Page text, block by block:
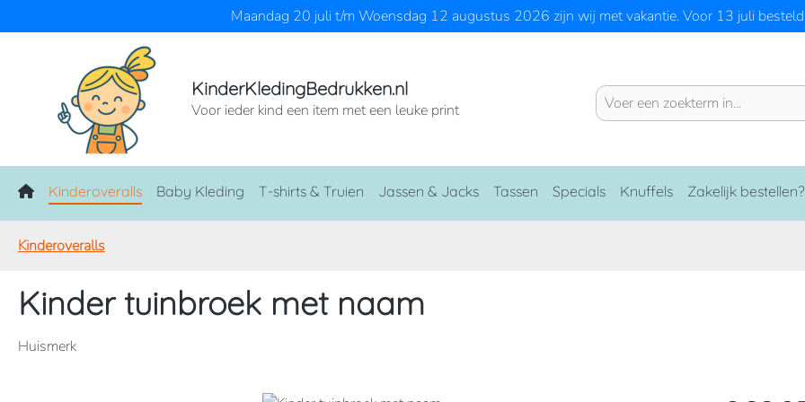
Maandag 20 juli t/m Woensdag 12 augustus 2026 zijn wij met vakantie. Voor 13 juli
KinderKledingBedrukken.nl
Voor ieder kind een item met een leuke print
Home
Kinderoveralls Baby Kleding T-shirts & Truien Jassen & Jacks Tassen Specials Knuffels Zakelijk bestellen?
Kinderoveralls
Kinder tuinbroek met naam
Huismerk